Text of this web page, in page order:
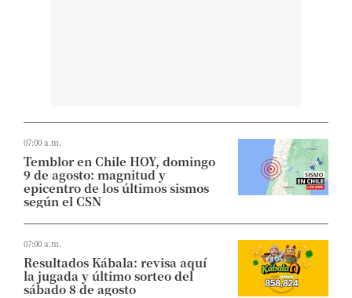
07:00 a.m.
Temblor en Chile HOY, domingo
9 de agosto: magnitud y
epicentro de los últimos sismos
según el CSN
07:00 a.m.
Resultados Kábala: revisa aquí
la jugada y último sorteo del
sábado 8 de agosto